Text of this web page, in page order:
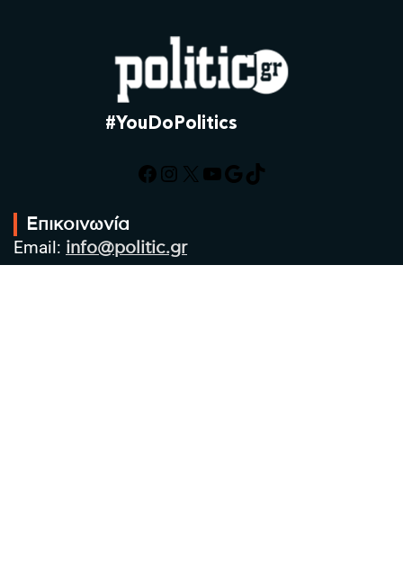
#YouDoPolitics
Facebook
Instagram
X YouTube
Google
TikTok
Επικοινωνία
Email: info@politic.gr
Τηλ: